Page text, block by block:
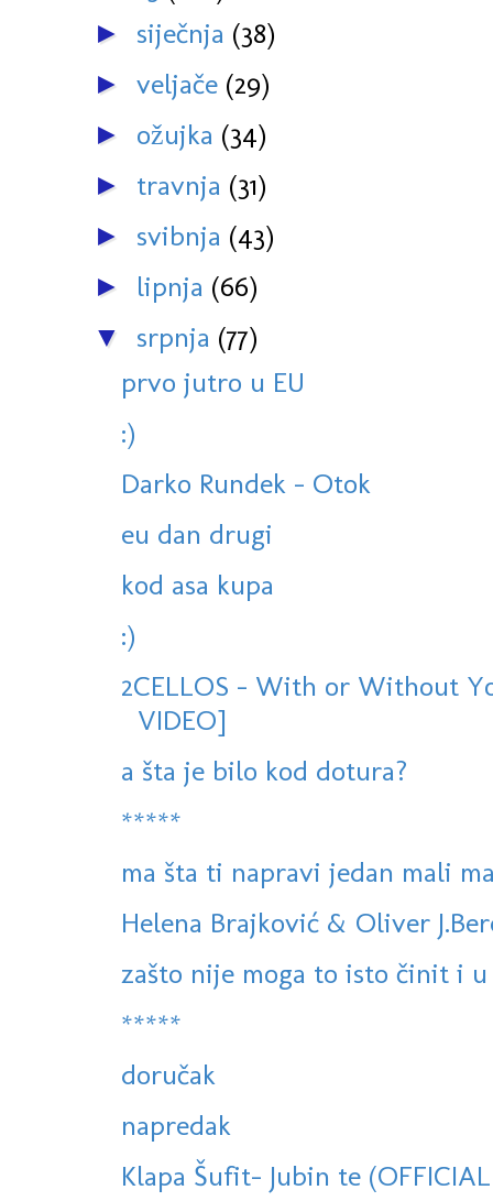
► siječnja (38)
► veljače (29)
► ožujka (34)
► travnja (31)
► svibnja (43)
► lipnja (66)
▼ srpnja (77)
prvo jutro u EU
:)
Darko Rundek - Otok
eu dan drugi
kod asa kupa
:)
2CELLOS - With or Without
VIDEO]
a šta je bilo kod dotura?
*****
ma šta ti napravi jedan mali
Helena Brajković & Oliver
zašto nije moga to isto činit i
*****
doručak
napredak
Klapa Šufit- Jubin te